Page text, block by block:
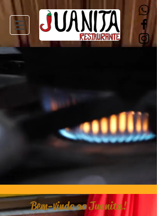
Bem-vindo ao Juanita!